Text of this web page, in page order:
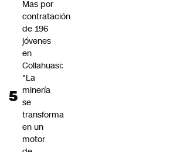
Mas por
contratación
de 196
jóvenes
en
Collahuasi:
"La
minería
se
transforma
en un
motor